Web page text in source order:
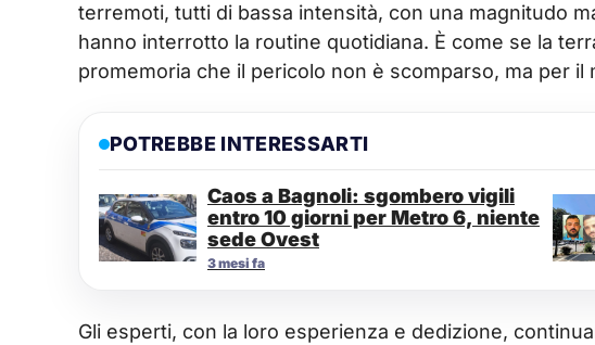
terremoti, tutti di bassa intensità, con una magnitudo
hanno interrotto la routine quotidiana. È come se la
promemoria che il pericolo non è scomparso, ma per
POTREBBE INTERESSARTI
Caos a Bagnoli: sgombero vigili
entro 10 giorni per Metro 6, niente
sede Ovest
3 mesi fa
Gli esperti, con la loro esperienza e dedizione,